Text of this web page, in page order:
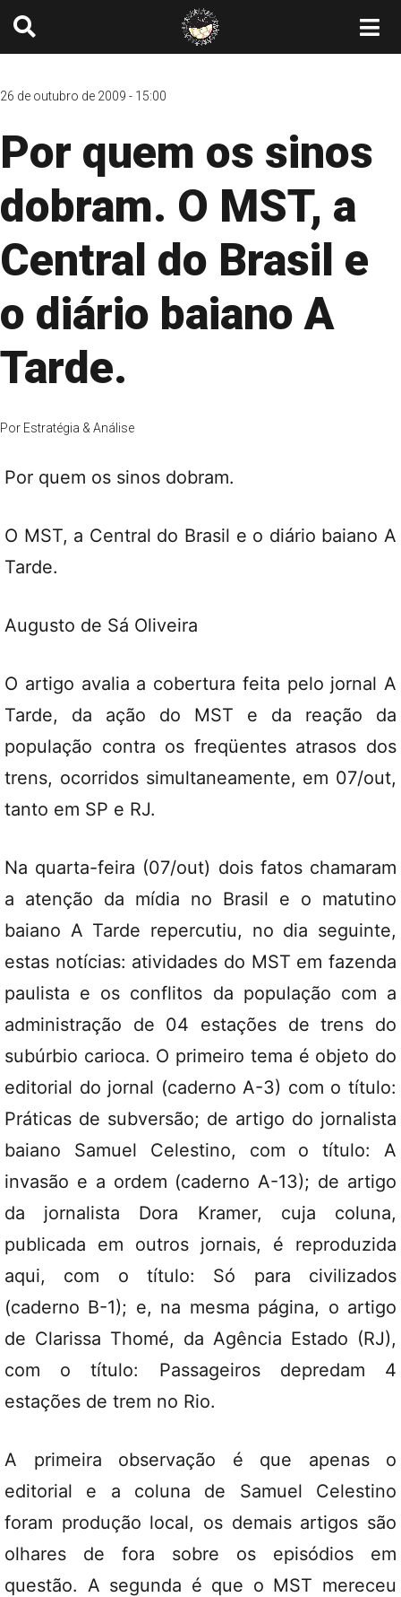
26 de outubro de 2009 - 15:00
Por quem os sinos
dobram. O MST, a
Central do Brasil e
o diário baiano A
Tarde.
Por Estratégia & Análise
Por quem os sinos dobram.
O MST, a Central do Brasil e o diário baiano A
Tarde.
Augusto de Sá Oliveira
O artigo avalia a cobertura feita pelo jornal A
Tarde, da ação do MST e da reação da
população contra os freqüentes atrasos dos
trens, ocorridos simultaneamente, em 07/out,
tanto em SP e RJ.
Na quarta-feira (07/out) dois fatos chamaram
a atenção da mídia no Brasil e o matutino
baiano A Tarde repercutiu, no dia seguinte,
estas notícias: atividades do MST em fazenda
paulista e os conflitos da população com a
administração de 04 estações de trens do
subúrbio carioca. O primeiro tema é objeto do
editorial do jornal (caderno A-3) com o título:
Práticas de subversão; de artigo do jornalista
baiano Samuel Celestino, com o título: A
invasão e a ordem (caderno A-13); de artigo
da jornalista Dora Kramer, cuja coluna,
publicada em outros jornais, é reproduzida
aqui, com o título: Só para civilizados
(caderno B-1); e, na mesma página, o artigo
de Clarissa Thomé, da Agência Estado (RJ),
com o título: Passageiros depredam 4
estações de trem no Rio.
A primeira observação é que apenas o
editorial e a coluna de Samuel Celestino
foram produção local, os demais artigos são
olhares de fora sobre os episódios em
questão. A segunda é que o MST mereceu